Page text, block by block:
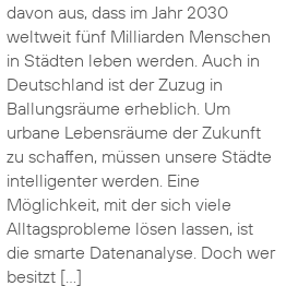
davon aus, dass im Jahr 2030
weltweit fünf Milliarden Menschen
in Städten leben werden. Auch in
Deutschland ist der Zuzug in
Ballungsräume erheblich. Um
urbane Lebensräume der Zukunft
zu schaffen, müssen unsere Städte
intelligenter werden. Eine
Möglichkeit, mit der sich viele
Alltagsprobleme lösen lassen, ist
die smarte Datenanalyse. Doch wer
besitzt […]